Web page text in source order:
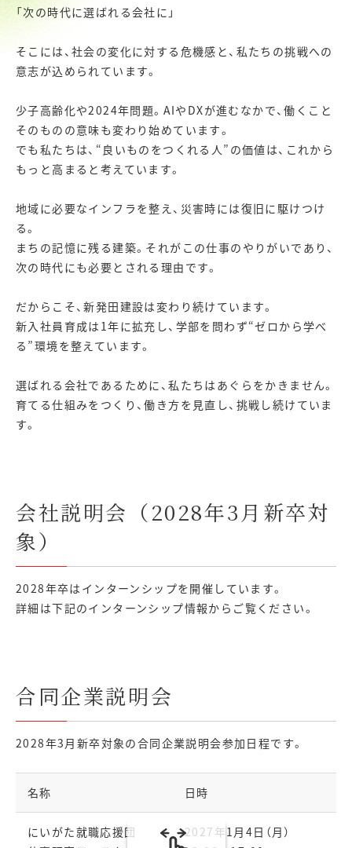
「次の時代に選ばれる会社に」
そこには、社会の変化に対する危機感と、私たちの挑戦への
意志が込められています。
少子高齢化や2024年問題。AIやDXが進むなかで、働くこと
そのものの意味も変わり始めています。
でも私たちは、“良いものをつくれる人”の価値は、これから
もっと高まると考えています。
地域に必要なインフラを整え、災害時には復旧に駆けつけ
る。
まちの記憶に残る建築。それがこの仕事のやりがいであり、
次の時代にも必要とされる理由です。
だからこそ、新発田建設は変わり続けています。
新入社員育成は1年に拡充し、学部を問わず“ゼロから学べ
る”環境を整えています。
選ばれる会社であるために、私たちはあぐらをかきません。
育てる仕組みをつくり、働き方を見直し、挑戦し続けていま
す。
会社説明会（2028年3月新卒対
象）
2028年卒はインターンシップを開催しています。
詳細は下記のインターンシップ情報からご覧ください。
合同企業説明会
2028年3月新卒対象の合同企業説明会参加日程です。
名称 日時
にいがた就職応援団
2027年1月4日（月）